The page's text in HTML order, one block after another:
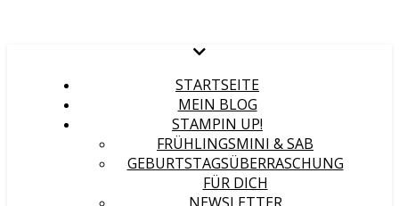
STARTSEITE
MEIN BLOG
STAMPIN UP!
FRÜHLINGSMINI & SAB
GEBURTSTAGSÜBERRASCHUNG
FÜR DICH